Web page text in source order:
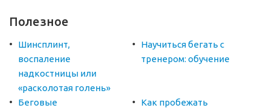
Полезное
Шинсплинт,
воспаление
надкостницы или
«расколотая голень»
Научиться бегать с
тренером: обучение
Беговые
Как пробежать